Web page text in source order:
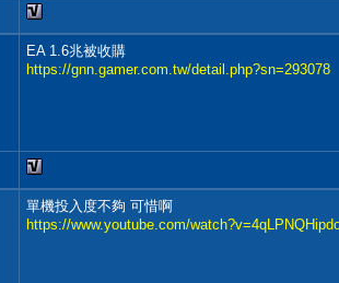
EA 1.6兆被收購
https://gnn.gamer.com.tw/detail.php?sn=293078
單機投入度不夠 可惜啊
https://www.youtube.com/